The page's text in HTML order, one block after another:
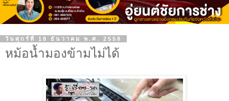
วันศุกร์ที่ 18 ธันวาคม พ.ศ. 2558
หม้อน้ำมองข้ามไม่ได้